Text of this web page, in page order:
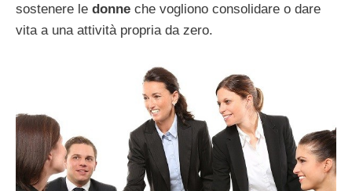
sostenere le donne che vogliono consolidare o dare
vita a una attività propria da zero.